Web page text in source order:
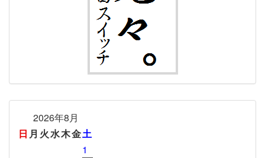
2026年8月
日 月 火水木金土
1